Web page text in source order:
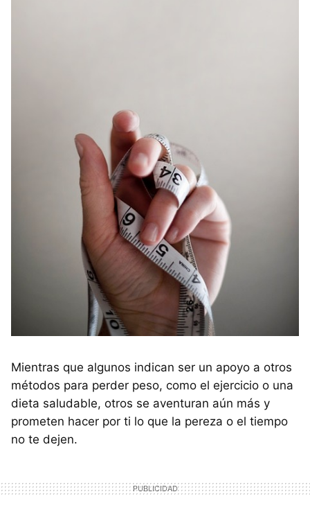
Mientras que algunos indican ser un apoyo a otros
métodos para perder peso, como el ejercicio o una
dieta saludable, otros se aventuran aún más y
prometen hacer por ti lo que la pereza o el tiempo
no te dejen.